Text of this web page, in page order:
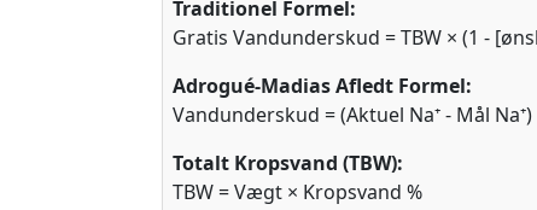
Traditionel Formel:
Gratis Vandunderskud = TBW × (1 -
Adrogué-Madias Afledt Formel:
Vandunderskud = (Aktuel Na⁺ - Mål
Totalt Kropsvand (TBW):
TBW = Vægt × Kropsvand %